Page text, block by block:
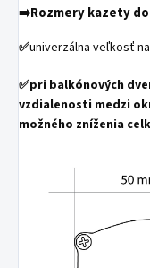
➡️Rozmery kazety do
✅univerzálna veľkosť
✅pri balkónových
vzdialenosti medzi
možného zníženia